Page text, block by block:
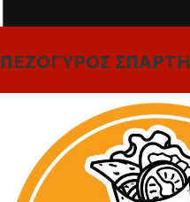
ΠΕΖΟΓΥΡΟΣ ΣΠΑΡΤΗ